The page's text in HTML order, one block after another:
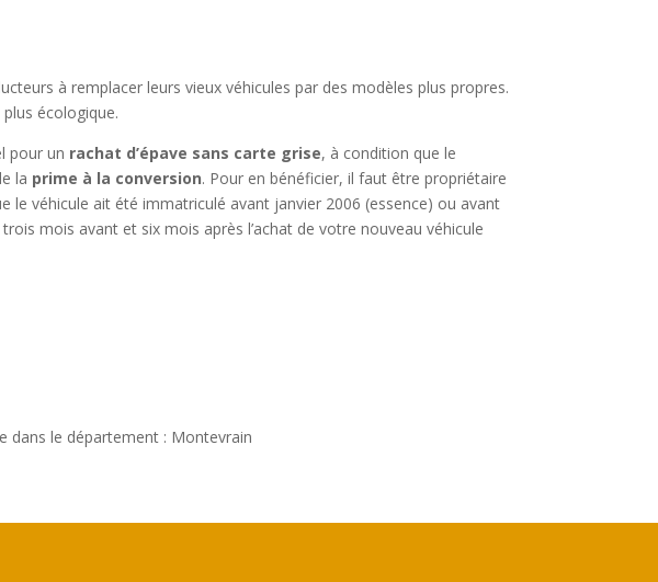
à remplacer leurs vieux véhicules par des modèles plus propres.
écologique.
pour un rachat d’épave sans carte grise, à condition que le
la prime à la conversion. Pour en bénéficier, il faut être propriétaire
le véhicule ait été immatriculé avant janvier 2006 (essence) ou avant
mois avant et six mois après l’achat de votre nouveau véhicule
dans le département : Montevrain